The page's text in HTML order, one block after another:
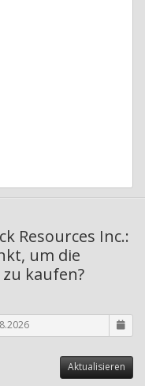
Resources Inc.:
um die
kaufen?